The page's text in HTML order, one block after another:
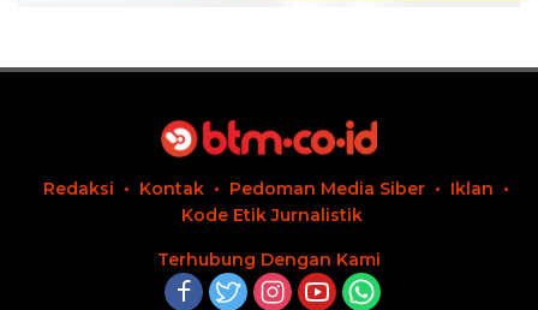
Redaksi Kontak Pedoman Media Siber
Iklan
Kode Etik Jurnalistik
Terhubung Dengan Kami